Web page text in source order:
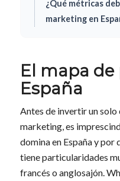
¿Qué métricas
marketing en
El mapa
España
Antes de invertir un solo
marketing, es
domina en España y por
tiene particularidades
francés o anglosajón.